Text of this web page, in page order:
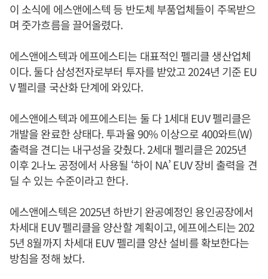
이 소식에 에스앤에스텍 등 반도체 부품업체들이 주목받으
며 줏가흐름을 끌어올렸다.
에스앤에스텍과 에프에스티는 대표적인 펠리클 생산업체
이다. 둘다 삼성전자로부터 투자를 받았고 2024년 기준 EU
V 펠리클 국산화 단계에 와있다.
에스앤에스텍과 에프에스티는 둘 다 1세대 EUV 펠리클은
개발을 완료한 상태다. 투과율 90% 이상으로 400와트(W)
출력을 견디는 내구성을 갖췄다. 2세대 펠리클은 2025년
이후 2나노 공정에서 사용될 ‘하이 NA’ EUV 장비 출력을 견
딜 수 있는 수준이라고 한다.
에스앤에스텍은 2025년 하반기 완공예정인 용인공장에서
차세대 EUV 펠리클을 양산할 계획이고, 에프에스티는 202
5년 8월까지 차세대 EUV 펠리클 양산 설비를 확보한다는
방침을 정해 놨다.